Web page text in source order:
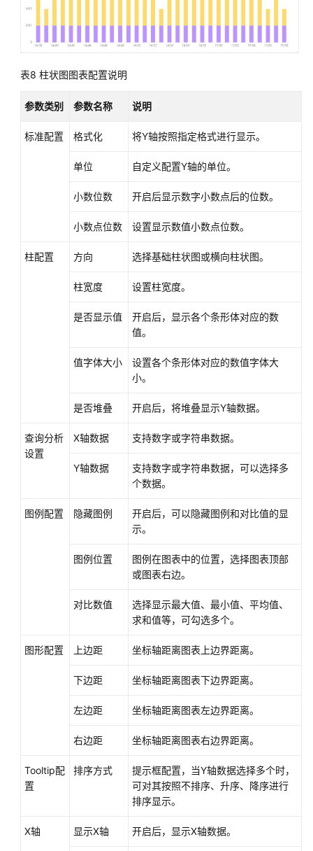
表8 柱状图图表配置说明
参数类别 参数名称 说明
标准配置 格式化 将Y轴按照指定格式进行显示。
单位 自定义配置Y轴的单位。
小数位数 开启后显示数字小数点后的位数。
小数点位数 设置显示数值小数点位数。
柱配置 方向 选择基础柱状图或横向柱状图。
柱宽度 设置柱宽度。
是否显示值
开启后，显示各个条形体对应的数
值。
值字体大小
设置各个条形体对应的数值字体大
小。
是否堆叠 开启后，将堆叠显示Y轴数据。
查询分析
设置
X轴数据 支持数字或字符串数据。
Y轴数据
支持数字或字符串数据，可以选择多
个数据。
图例配置 隐藏图例
开启后，可以隐藏图例和对比值的显
示。
图例位置
图例在图表中的位置，选择图表顶部
或图表右边。
对比数值
选择显示最大值、最小值、平均值、
求和值等，可勾选多个。
图形配置 上边距 坐标轴距离图表上边界距离。
下边距 坐标轴距离图表下边界距离。
左边距 坐标轴距离图表左边界距离。
右边距 坐标轴距离图表右边界距离。
Tooltip配
置
排序方式
提示框配置，当Y轴数据选择多个时，
可对其按照不排序、升序、降序进行
排序显示。
X轴 显示X轴 开启后，显示X轴数据。